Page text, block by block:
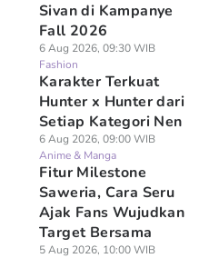
Sivan di Kampanye
Fall 2026
6 Aug 2026, 09:30 WIB
Fashion
Karakter Terkuat
Hunter x Hunter dari
Setiap Kategori Nen
6 Aug 2026, 09:00 WIB
Anime & Manga
Fitur Milestone
Saweria, Cara Seru
Ajak Fans Wujudkan
Target Bersama
5 Aug 2026, 10:00 WIB